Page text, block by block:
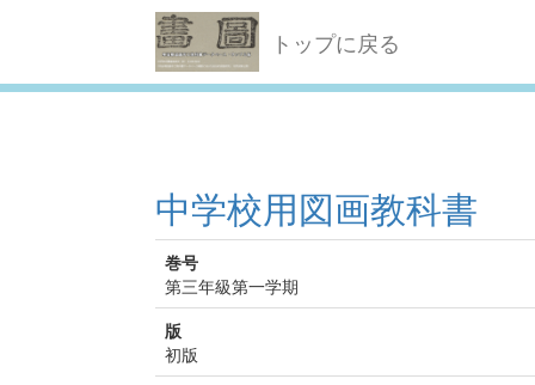
トップに戻る
中学校用図画教科書
巻号
第三年級第一学期
版
初版